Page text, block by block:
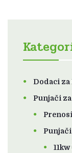
Dodaci za
Punjači za
Punjači
11kw